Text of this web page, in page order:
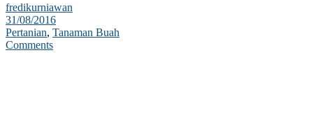
fredikurniawan
31/08/2016
Pertanian, Tanaman Buah
Comments